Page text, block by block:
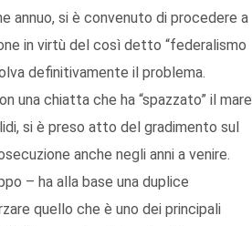
annuo, si è convenuto di procedere a
in virtù del così detto “federalismo
definitivamente il problema.
una chiatta che ha “spazzato” il mare
si è preso atto del gradimento sul
anche negli anni a venire.
– ha alla base una duplice
quello che è uno dei principali